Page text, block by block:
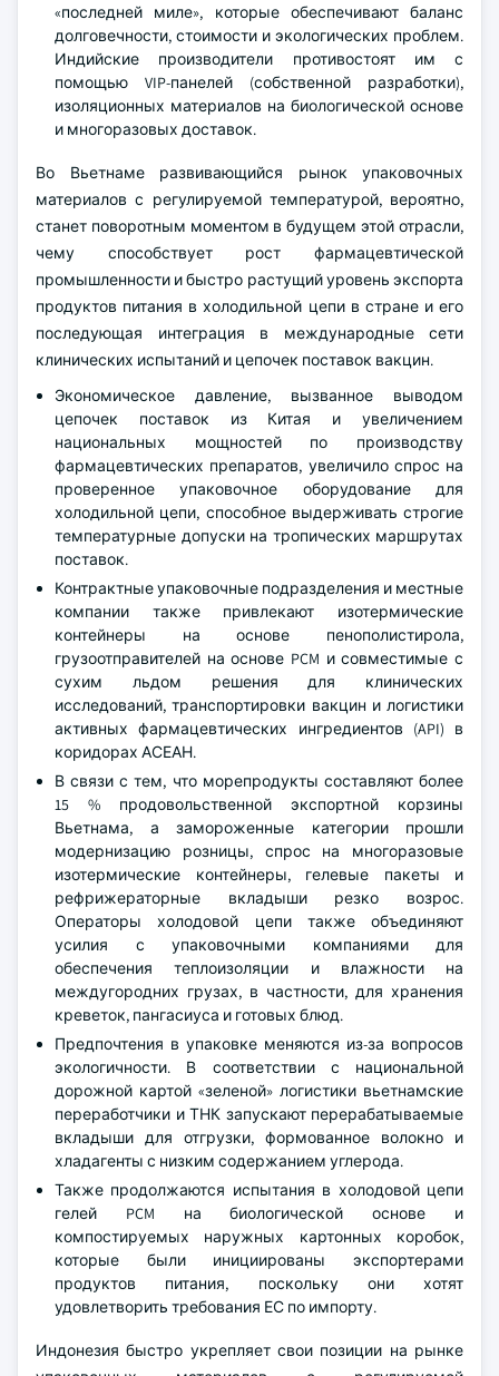
«последней миле», которые обеспечивают баланс
долговечности, стоимости и экологических проблем.
Индийские производители противостоят им с
помощью VIP-панелей (собственной разработки),
изоляционных материалов на биологической основе
и многоразовых доставок.
Во Вьетнаме развивающийся рынок упаковочных
материалов с регулируемой температурой, вероятно,
станет поворотным моментом в будущем этой отрасли,
чему способствует рост фармацевтической
промышленности и быстро растущий уровень экспорта
продуктов питания в холодильной цепи в стране и его
последующая интеграция в международные сети
клинических испытаний и цепочек поставок вакцин.
Экономическое давление, вызванное выводом
цепочек поставок из Китая и увеличением
национальных мощностей по производству
фармацевтических препаратов, увеличило спрос на
проверенное упаковочное оборудование для
холодильной цепи, способное выдерживать строгие
температурные допуски на тропических маршрутах
поставок.
Контрактные упаковочные подразделения и местные
компании также привлекают изотермические
контейнеры на основе пенополистирола,
грузоотправителей на основе PCM и совместимые с
сухим льдом решения для клинических
исследований, транспортировки вакцин и логистики
активных фармацевтических ингредиентов (API) в
коридорах АСЕАН.
В связи с тем, что морепродукты составляют более
15 % продовольственной экспортной корзины
Вьетнама, а замороженные категории прошли
модернизацию розницы, спрос на многоразовые
изотермические контейнеры, гелевые пакеты и
рефрижераторные вкладыши резко возрос.
Операторы холодовой цепи также объединяют
усилия с упаковочными компаниями для
обеспечения теплоизоляции и влажности на
междугородних грузах, в частности, для хранения
креветок, пангасиуса и готовых блюд.
Предпочтения в упаковке меняются из-за вопросов
экологичности. В соответствии с национальной
дорожной картой «зеленой» логистики вьетнамские
переработчики и ТНК запускают перерабатываемые
вкладыши для отгрузки, формованное волокно и
хладагенты с низким содержанием углерода.
Также продолжаются испытания в холодовой цепи
гелей PCM на биологической основе и
компостируемых наружных картонных коробок,
которые были инициированы экспортерами
продуктов питания, поскольку они хотят
удовлетворить требования ЕС по импорту.
Индонезия быстро укрепляет свои позиции на рынке